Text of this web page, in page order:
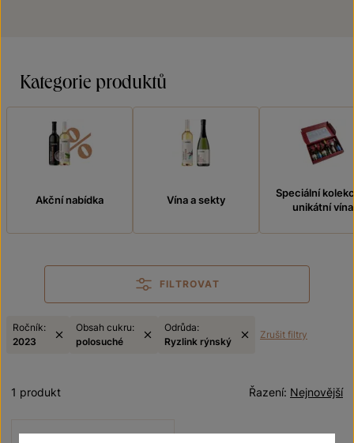
Kategorie produktů
Akční nabídka Vína a sekty
Speciální
unikátní vína
FILTROVAT
Ročník:
2023
Obsah cukru:
polosuché
Odrůda:
Ryzlink rýnský
Zrušit filtry
Nejnovější
Řazení:
1 produkt